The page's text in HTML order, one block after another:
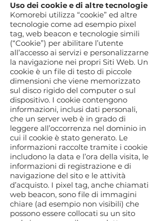
Uso dei cookie e di altre tecnologie
Komorebi utilizza “cookie” ed altre
tecnologie come ad esempio pixel
tag, web beacon e tecnologie simili
(“Cookie”) per abilitare l’utente
all’accesso ai servizi e personalizzarne
la navigazione nei propri Siti Web. Un
cookie è un file di testo di piccole
dimensioni che viene memorizzato
sul disco rigido del computer o sul
dispositivo. I cookie contengono
informazioni, inclusi dati personali,
che un server web è in grado di
leggere all’occorrenza nel dominio in
cui il cookie è stato generato. Le
informazioni raccolte tramite i cookie
includono la data e l’ora della visita, le
informazioni di registrazione e di
navigazione del sito e le attività
d’acquisto. I pixel tag, anche chiamati
web beacon, sono file di immagini
chiare (ad esempio non visibili) che
possono essere collocati su un sito